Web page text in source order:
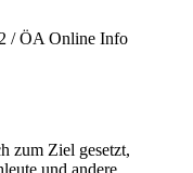
2 / ÖA Online Info
zum Ziel gesetzt,
und andere